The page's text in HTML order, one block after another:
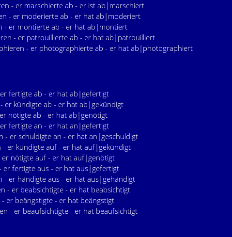
- er marschierte ab - er ist ab|marschiert
- er moderierte ab - er hat ab|moderiert
- er montierte ab - er hat ab|montiert
- er patrouillierte ab - er hat ab|patrouilliert
- er photographierte ab - er hat ab|photographiert
fertigte ab - er hat ab|gefertigt
er kündigte ab - er hat ab|gekündigt
nötigte ab - er hat ab|genötigt
fertigte an - er hat an|gefertigt
- er schuldigte an - er hat an|geschuldigt
- er kündigte auf - er hat auf|gekündigt
er nötigte auf - er hat auf|genötigt
er fertigte aus - er hat aus|gefertigt
- er händigte aus - er hat aus|gehändigt
- er beabsichtigte - er hat beabsichtigt
- er beängstigte - er hat beängstigt
- er beaufsichtigte - er hat beaufsichtigt